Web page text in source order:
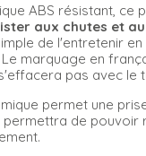
ABS résistant, ce
aux chutes et
de l'entretenir
marquage en
pas avec le
permet une
de pouvoir